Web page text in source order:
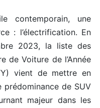
contemporain, une
: l’électrification. En
2023, la liste des
de Voiture de l’Année
vient de mettre en
de SUV
majeur dans les